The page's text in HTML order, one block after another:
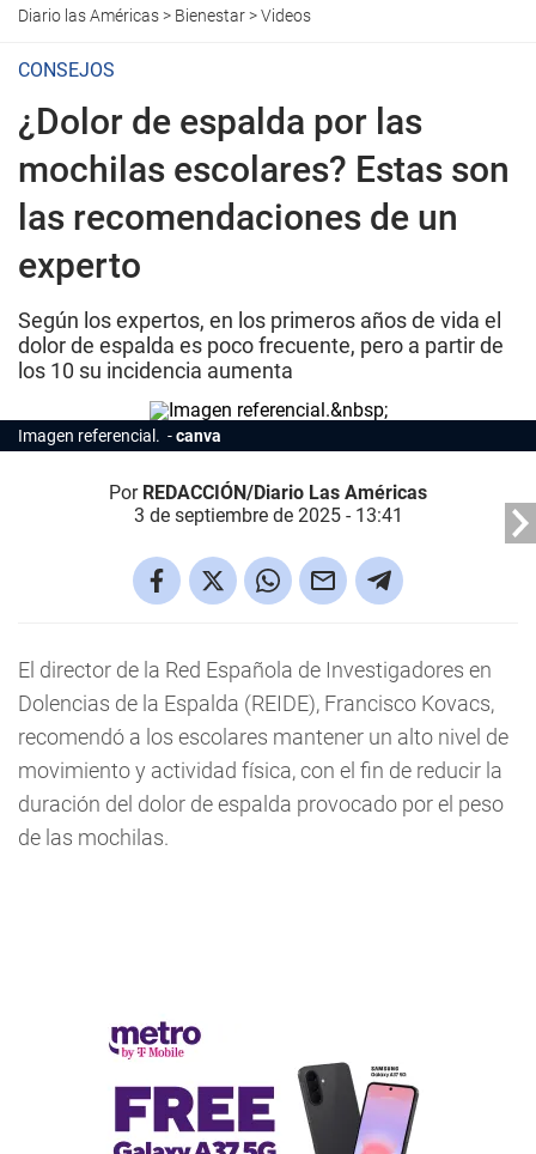
Diario las Américas> Bienestar>Videos
CONSEJOS
¿Dolor de espalda por las
mochilas escolares? Estas son
las recomendaciones de un
experto
Según los expertos, en los primeros años de vida el
dolor de espalda es poco frecuente, pero a partir de
los 10 su incidencia aumenta
Imagen referencial. canva
Por REDACCIÓN/Diario Las Américas
3 de septiembre de 2025 - 13:41
El director de la Red Española de Investigadores en
Dolencias de la Espalda (REIDE), Francisco Kovacs,
recomendó a los escolares mantener un alto nivel de
movimiento y actividad física, con el fin de reducir la
duración del dolor de espalda provocado por el peso
de las mochilas.